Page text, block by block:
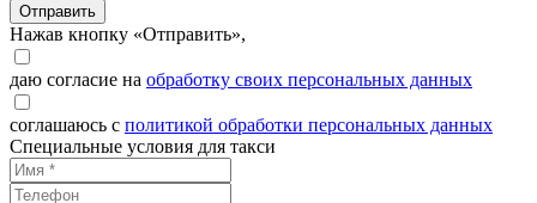
Отправить
Нажав кнопку «Отправить»,
даю согласие на обработку своих персональных данных
соглашаюсь с политикой обработки персональных данных
Специальные условия для такси